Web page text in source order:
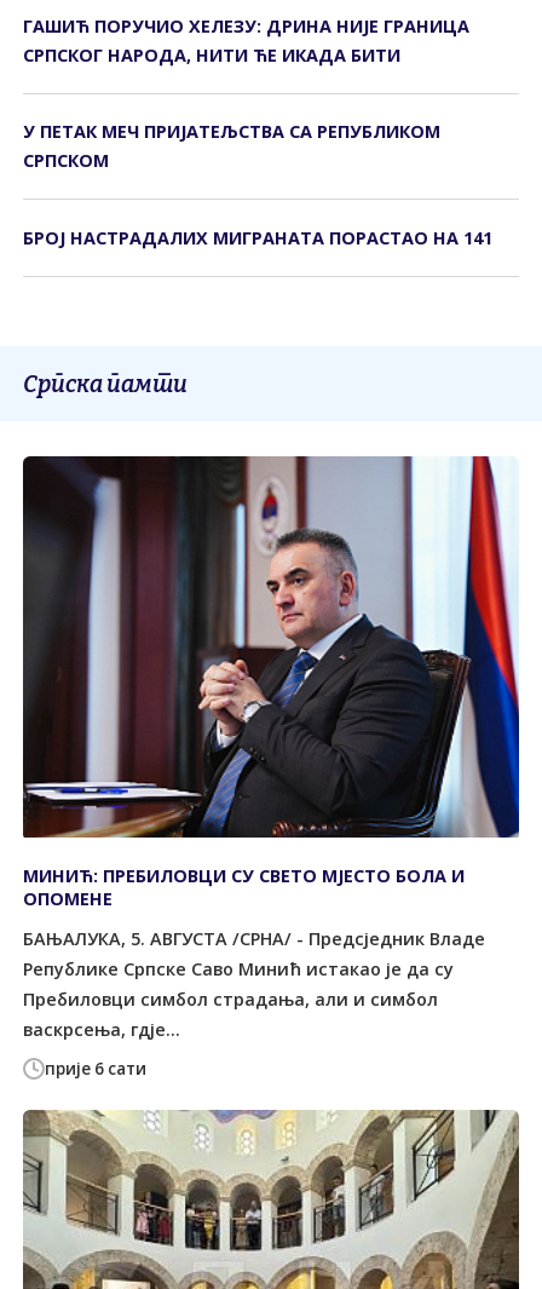
ГАШИЋ ПОРУЧИО ХЕЛЕЗУ: ДРИНА НИЈЕ ГРАНИЦА
СРПСКОГ НАРОДА, НИТИ ЋЕ ИКАДА БИТИ
У ПЕТАК МЕЧ ПРИЈАТЕЉСТВА СА РЕПУБЛИКОМ
СРПСКОМ
БРОЈ НАСТРАДАЛИХ МИГРАНАТА ПОРАСТАО НА 141
Српска памти
прије 6 сати
МИНИЋ: ПРЕБИЛОВЦИ СУ СВЕТО МЈЕСТО БОЛА И
ОПОМЕНЕ
БАЊАЛУКА, 5. АВГУСТА /СРНА/ - Предсједник Владе
Републике Српске Саво Минић истакао је да су
Пребиловци симбол страдања, али и симбол
васкрсења, гдје...